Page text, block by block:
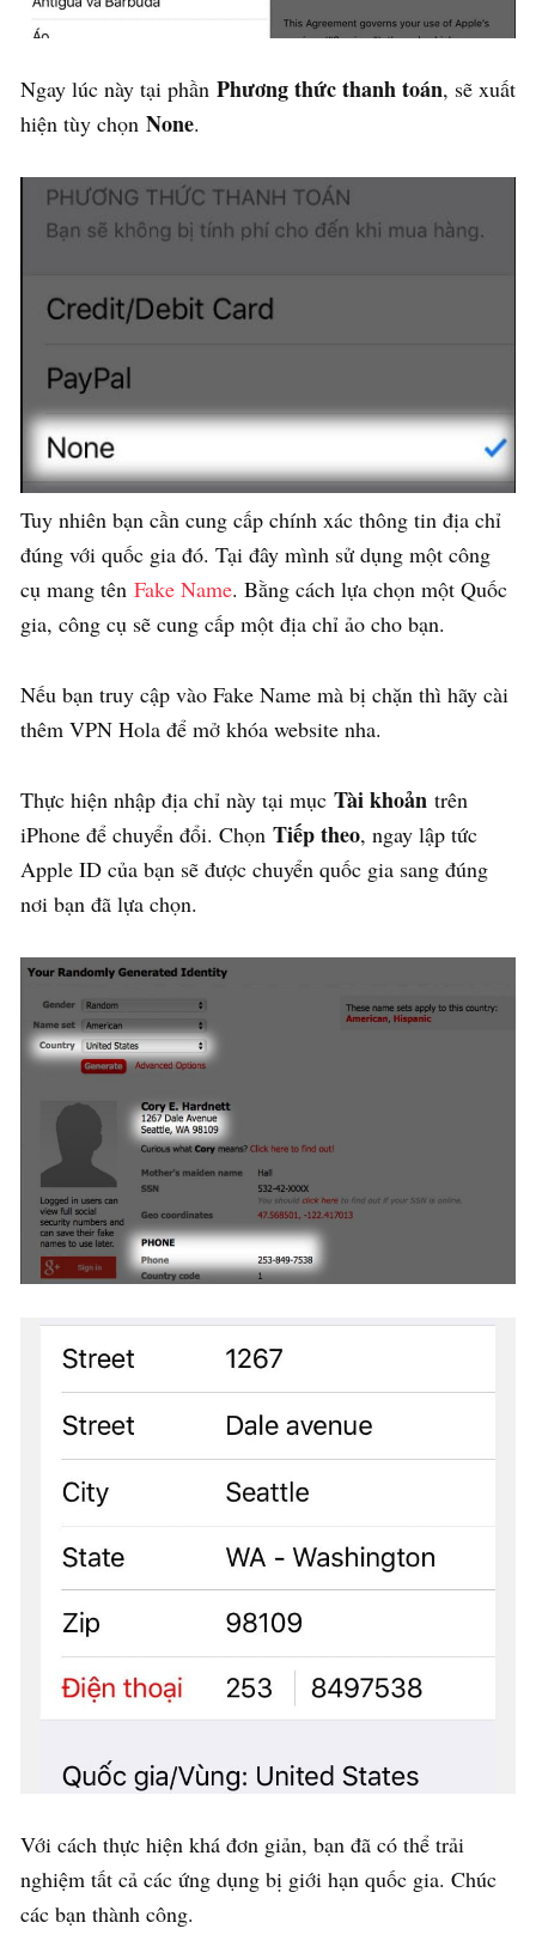
Ngay lúc này tại phần Phương thức thanh toán, sẽ xuất
hiện tùy chọn None.
Tuy nhiên bạn cần cung cấp chính xác thông tin địa chỉ
đúng với quốc gia đó. Tại đây mình sử dụng một công
cụ mang tên Fake Name. Bằng cách lựa chọn một Quốc
gia, công cụ sẽ cung cấp một địa chỉ ảo cho bạn.
Nếu bạn truy cập vào Fake Name mà bị chặn thì hãy cài
thêm VPN Hola để mở khóa website nha.
Thực hiện nhập địa chỉ này tại mục Tài khoản trên
iPhone để chuyển đổi. Chọn Tiếp theo, ngay lập tức
Apple ID của bạn sẽ được chuyển quốc gia sang đúng
nơi bạn đã lựa chọn.
Với cách thực hiện khá đơn giản, bạn đã có thể trải
nghiệm tất cả các ứng dụng bị giới hạn quốc gia. Chúc
các bạn thành công.